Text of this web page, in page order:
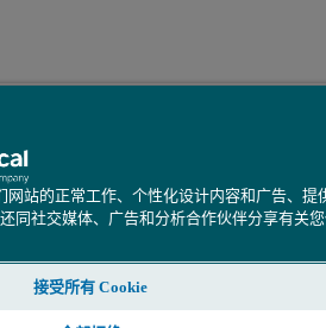
网站的正常工作、个性化设计内容和广告、提
同社交媒体、广告和分析合作伙伴分享有关
接受所有 Cookie